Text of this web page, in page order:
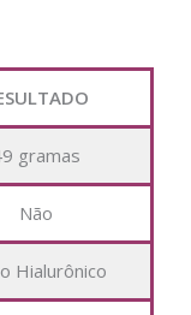
gramas
Não
Hialurônico